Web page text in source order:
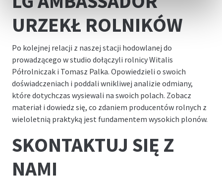
URZEKŁ ROLNIKÓW
Po kolejnej relacji z naszej stacji hodowlanej do
prowadzącego w studio dołączyli rolnicy Witalis
Półrolniczak i Tomasz Palka. Opowiedzieli o swoich
doświadczeniach i poddali wnikliwej analizie odmiany,
które dotychczas wysiewali na swoich polach. Zobacz
materiał i dowiedz się, co zdaniem producentów rolnych z
wieloletnią praktyką jest fundamentem wysokich plonów.
SKONTAKTUJ SIĘ Z
NAMI